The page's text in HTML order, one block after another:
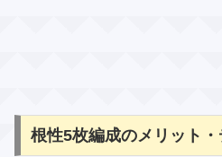
根性5枚編成のメリット・